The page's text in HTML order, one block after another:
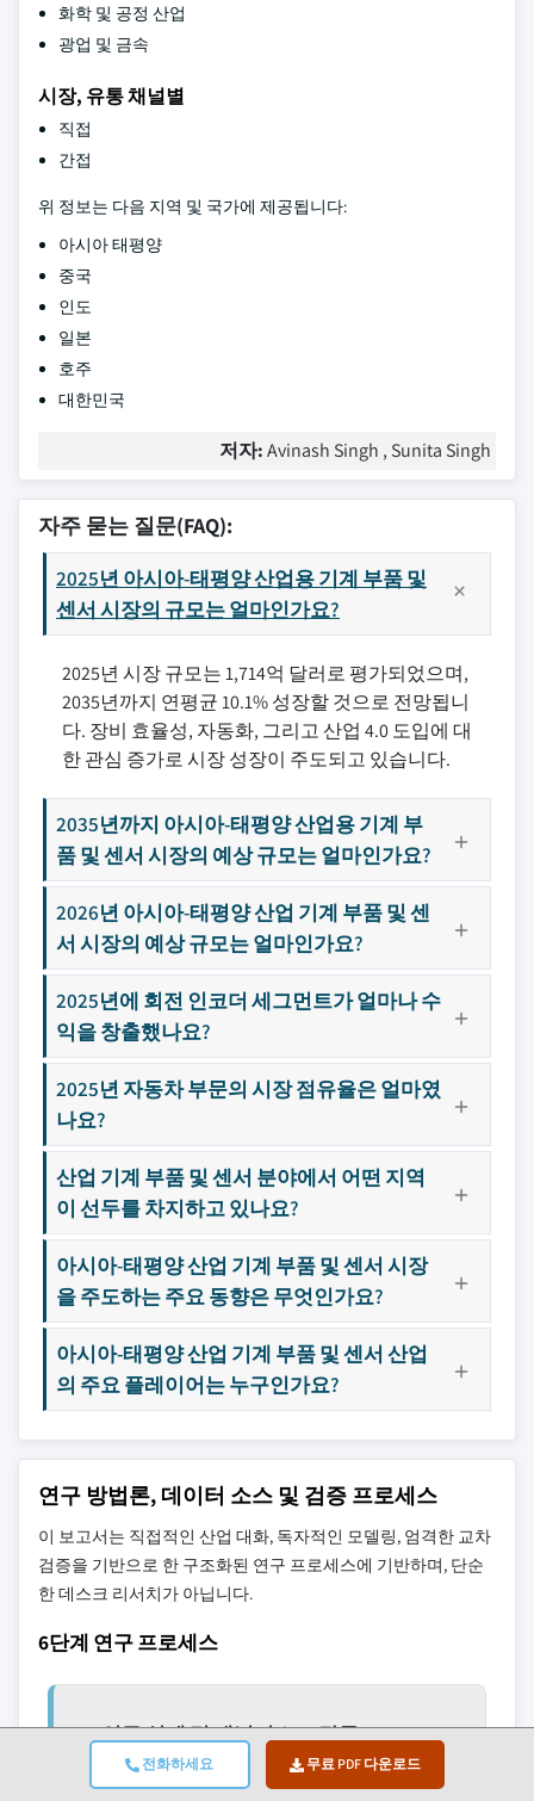
전화하세요 무료 PDF 다운로드
화학 및 공정 산업
광업 및 금속
시장, 유통 채널별
직접
간접
위 정보는 다음 지역 및 국가에 제공됩니다:
아시아 태평양
중국
인도
일본
호주
대한민국
저자:Avinash Singh , Sunita Singh
자주 묻는 질문(FAQ):
2025년 아시아-태평양 산업용 기계 부품 및
센서 시장의 규모는 얼마인가요?
2025년 시장 규모는 1,714억 달러로 평가되었으며,
2035년까지 연평균 10.1% 성장할 것으로 전망됩니
다. 장비 효율성, 자동화, 그리고 산업 4.0 도입에 대
한 관심 증가로 시장 성장이 주도되고 있습니다.
2035년까지 아시아-태평양 산업용 기계 부
품 및 센서 시장의 예상 규모는 얼마인가요?
2026년 아시아-태평양 산업 기계 부품 및 센
서 시장의 예상 규모는 얼마인가요?
2025년에 회전 인코더 세그먼트가 얼마나 수
익을 창출했나요?
2025년 자동차 부문의 시장 점유율은 얼마였
나요?
산업 기계 부품 및 센서 분야에서 어떤 지역
이 선두를 차지하고 있나요?
아시아-태평양 산업 기계 부품 및 센서 시장
을 주도하는 주요 동향은 무엇인가요?
아시아-태평양 산업 기계 부품 및 센서 산업
의 주요 플레이어는 누구인가요?
연구 방법론, 데이터 소스 및 검증 프로세스
이 보고서는 직접적인 산업 대화, 독자적인 모델링, 엄격한 교차
검증을 기반으로 한 구조화된 연구 프로세스에 기반하며, 단순
한 데스크 리서치가 아닙니다.
6단계 연구 프로세스
1. 연구 설계 및 애널리스트 감독
GMI에서 우리의 연구 방법론은 인간 전문 지식, 엄격